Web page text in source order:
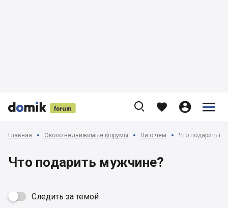


 
    


Главная Около недвижимые форумы Ни о чём Что подарить
Что подарить мужчине?
Следить за темой